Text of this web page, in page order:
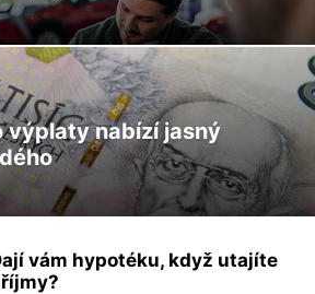
výplaty nabízí jasný
vám hypotéku, když utajíte